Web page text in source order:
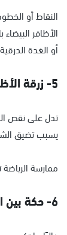
النقاط أو
الأظافر
أو الغدة
5- زرقة الأظافر
تدل على نقص
يسبب تضيق
ممارسة
6- حكة بين الأصابع